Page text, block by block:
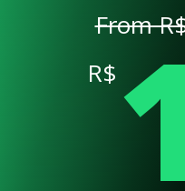
From
R$